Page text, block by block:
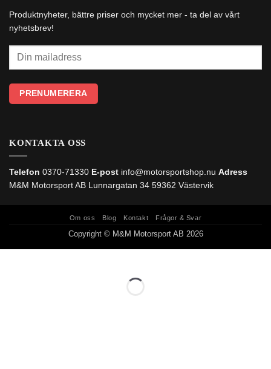
Produktnyheter, bättre priser och mycket mer - ta del av vårt
nyhetsbrev!
KONTAKTA OSS
Telefon 0370-71330 E-post info@motorsportshop.nu Adress
M&M Motorsport AB Lunnargatan 34 59362 Västervik
Om oss Blog Kontakt Frågor & Svar
Copyright © M&M Motorsport AB 2026